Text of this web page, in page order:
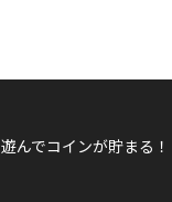
んでコインが貯まる！